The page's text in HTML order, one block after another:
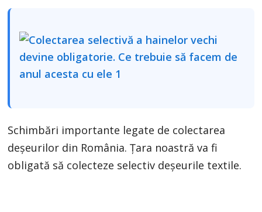
Schimbări importante legate de colectarea
deșeurilor din România. Țara noastră va fi
obligată să colecteze selectiv deșeurile textile.